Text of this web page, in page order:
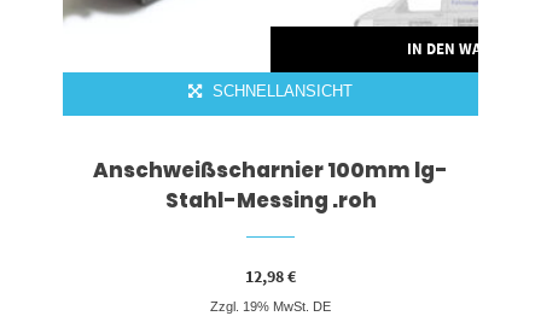
IN DEN
SCHNELLANSICHT
Anschweißscharnier 100mm lg-
Stahl-Messing .roh
12,98€
Zzgl. 19% MwSt. DE